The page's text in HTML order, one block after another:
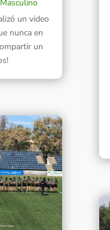
un video
nunca en
un